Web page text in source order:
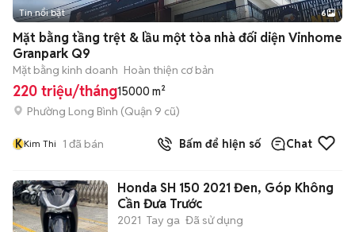
+2
Tin nổi bật 6
Mặt bằng tầng trệt & lầu một tòa nhà đối diện Vinhome
Granpark Q9
Mặt bằng kinh doanh Hoàn thiện cơ bản
220 triệu/tháng15000 m²
Phường Long Bình (Quận 9 cũ)
KKim Thi 1 đã bán Bấm để hiện số Chat
Honda SH 150 2021 Đen, Góp Không
Cần Đưa Trước
2021 Tay ga Đã sử dụng